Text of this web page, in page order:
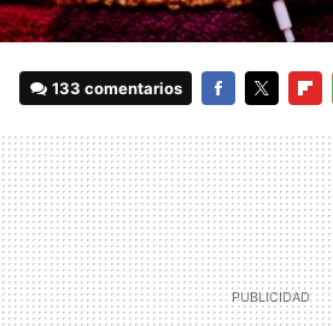
133 comentarios